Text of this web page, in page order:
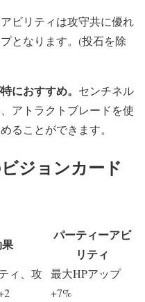
ビリティは攻守共に優れ
となります。(投石を除
におすすめ。 センチネル
アトラクトブレードを使
ることができます。
ジョンカード
パーティーアビ
リティ
ィ、攻 最大HPアップ
+7%